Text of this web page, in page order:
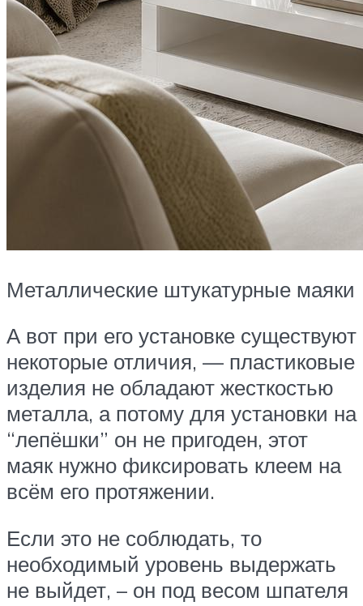
Металлические штукатурные маяки
А вот при его установке существуют
некоторые отличия, — пластиковые
изделия не обладают жесткостью
металла, а потому для установки на
“лепёшки” он не пригоден, этот
маяк нужно фиксировать клеем на
всём его протяжении.
Если это не соблюдать, то
необходимый уровень выдержать
не выйдет, – он под весом шпателя